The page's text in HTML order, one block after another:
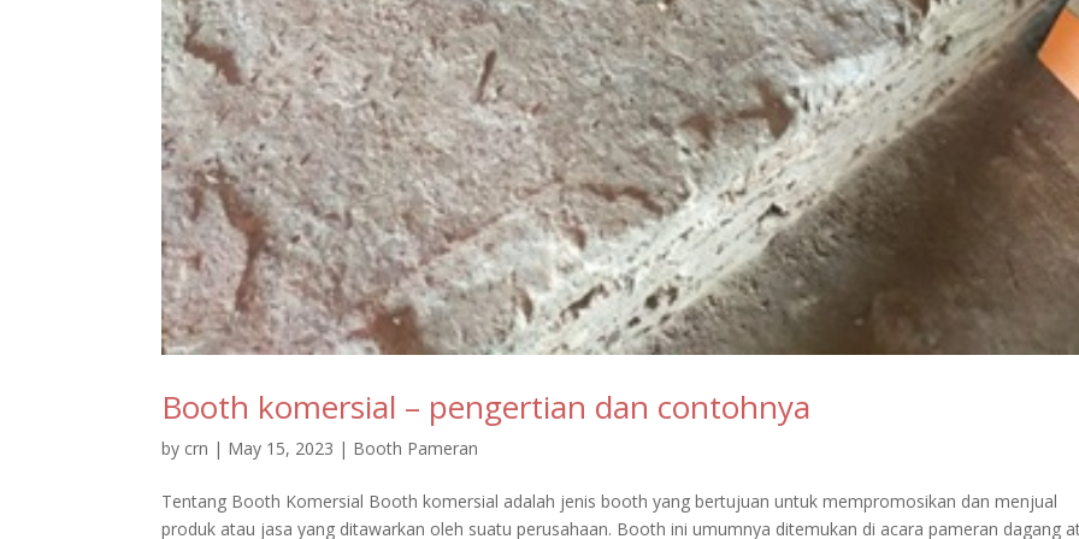
Booth komersial – pengertian dan contohnya
by crn | May 15, 2023 | Booth Pameran
Tentang Booth Komersial Booth komersial adalah jenis booth yang bertujuan untuk mempromosikan dan menjual
produk atau jasa yang ditawarkan oleh suatu perusahaan. Booth ini umumnya ditemukan di acara pameran dagang